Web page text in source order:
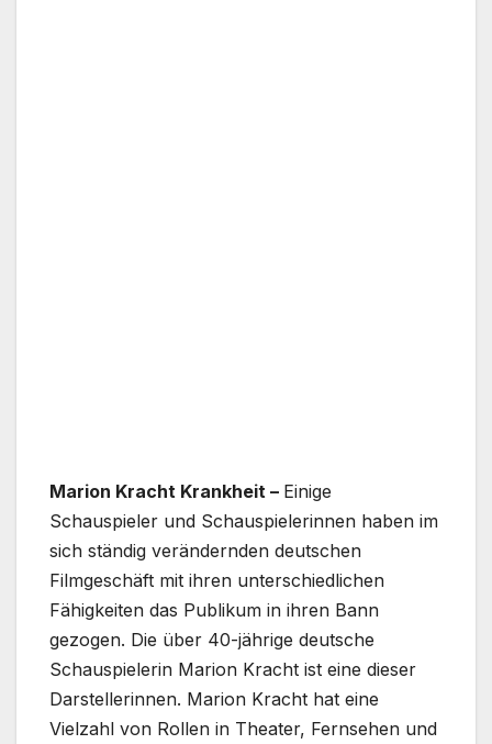
Marion Kracht Krankheit – Einige
Schauspieler und Schauspielerinnen haben im
sich ständig verändernden deutschen
Filmgeschäft mit ihren unterschiedlichen
Fähigkeiten das Publikum in ihren Bann
gezogen. Die über 40-jährige deutsche
Schauspielerin Marion Kracht ist eine dieser
Darstellerinnen. Marion Kracht hat eine
Vielzahl von Rollen in Theater, Fernsehen und